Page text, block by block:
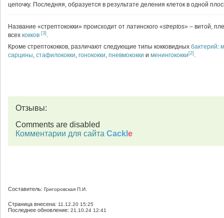
цепочку. Последняя, образуется в результате деления клеток в одной
Название «стрептококки» происходит от латинского «streptos» – витой,
всех кокков [3] .
Кроме стрептококков, различают следующие типы кокковидных бактерий:
сарцины, стафилококки, гонококки, пневмококки и менингококки [2] .
Отзывы:
Comments are disabled
Комментарии для сайта Cackl e
Составитель: Григоровская П.И.
Страница внесена: 11.12.20 15:25
Последнее обновление: 21.10.24 12:41